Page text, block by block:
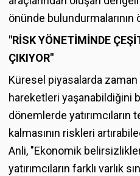
önünde
"RİSK YÖNETİMİNDE ÇEŞİ
ÇIKIYOR"
Küresel piyasalarda
hareketleri yaşanabildiğini
dönemlerde yatırımcıların
kalmasının riskleri
Anli, "Ekonomik
yatırımcıların farklı varlık